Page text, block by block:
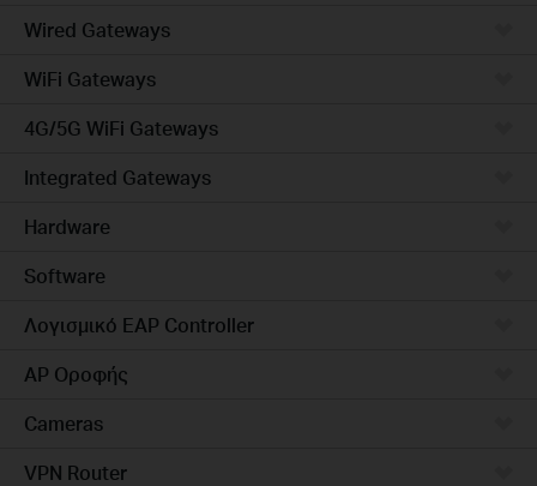
Wired Gateways
WiFi Gateways
4G/5G WiFi Gateways
Integrated Gateways
Hardware
Software
Λογισμικό EAP Controller
AP Οροφής
Cameras
VPN Router